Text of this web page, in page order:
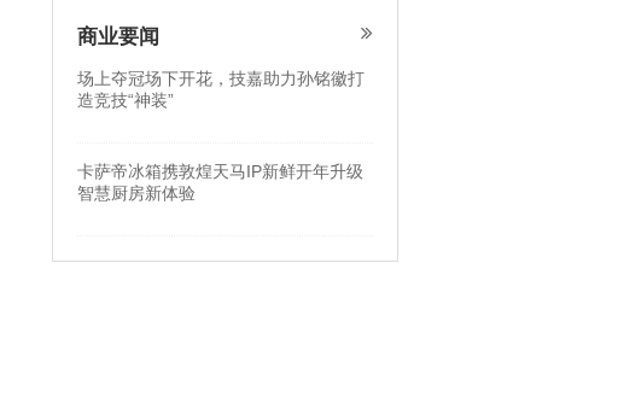
商业要闻
场上夺冠场下开花，技嘉助力孙铭徽打
造竞技“神装”
卡萨帝冰箱携敦煌天马IP新鲜开年升级
智慧厨房新体验